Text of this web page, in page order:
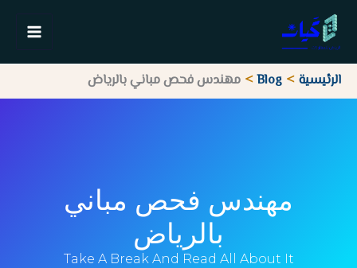
تخطي
المحتوى
الرئيسية
Blog مهندس فحص مباني بالرياض
مهندس فحص مباني
بالرياض
Take A Break And Read All About It